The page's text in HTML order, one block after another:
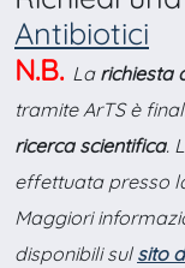
Antibiotici
N.B. La richiesta
tramite ArTS è
ricerca scientifica.
effettuata presso
Maggiori
disponibili sul sito